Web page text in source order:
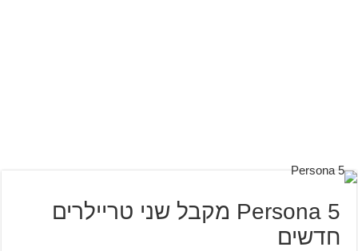
Persona 5 מקבל שני טריילרים
חדשים